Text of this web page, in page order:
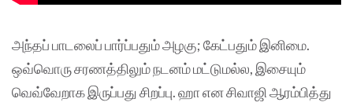
அந்தப் பாடலைப் பார்ப்பதும் அழகு; கேட்பதும் இனிமை.
ஒவ்வொரு சரணத்திலும் நடனம் மட்டுமல்ல, இசையும்
வெவ்வேறாக இருப்பது சிறப்பு. ஹா என சிவாஜி ஆரம்பித்து